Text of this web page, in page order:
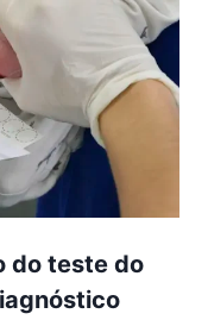
do teste do